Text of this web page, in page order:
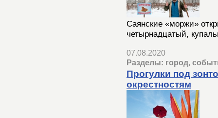
Саянские «моржи»
четырнадцатый,
07.08.2020
Разделы: город,
Прогулки под
окрестностям